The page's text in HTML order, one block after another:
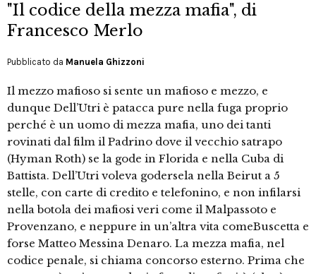
"Il codice della mezza mafia", di
Francesco Merlo
Pubblicato da Manuela Ghizzoni
Il mezzo mafioso si sente un mafioso e mezzo, e
dunque Dell’Utri è patacca pure nella fuga proprio
perché è un uomo di mezza mafia, uno dei tanti
rovinati dal film il Padrino dove il vecchio satrapo
(Hyman Roth) se la gode in Florida e nella Cuba di
Battista. Dell’Utri voleva godersela nella Beirut a 5
stelle, con carte di credito e telefonino, e non infilarsi
nella botola dei mafiosi veri come il Malpassoto e
Provenzano, e neppure in un’altra vita comeBuscetta e
forse Matteo Messina Denaro. La mezza mafia, nel
codice penale, si chiama concorso esterno. Prima che